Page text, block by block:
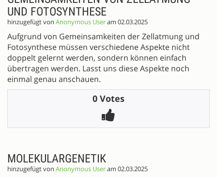
UND FOTOSYNTHESE
hinzugefügt von Anonymous Useram 02.03.2025
Aufgrund von Gemeinsamkeiten der Zellatmung und
Fotosynthese müssen verschiedene Aspekte nicht
doppelt gelernt werden, sondern können einfach
übertragen werden. Lasst uns diese Aspekte noch
einmal genau anschauen.
0 Votes
MOLEKULARGENETIK
hinzugefügt von Anonymous Useram 02.03.2025